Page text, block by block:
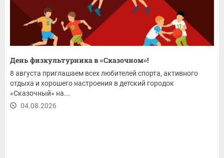
День физкультурника в «Сказочном»!
8 августа приглашаем всех любителей спорта, активного
отдыха и хорошего настроения в детский городок
«Сказочный» на...
04.08.2026